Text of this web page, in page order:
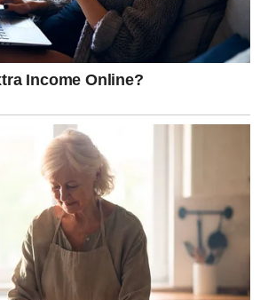
tokom naredne sedmice ostati
bi se stvari mogle promijeniti
moglo bi vam vratiti vjeru u sreću i
šta ste prolazili nije bilo uzalud.
donosi dane tokom kojih ćete se
zadovoljno i ispunjeno.
koju ćete dugo